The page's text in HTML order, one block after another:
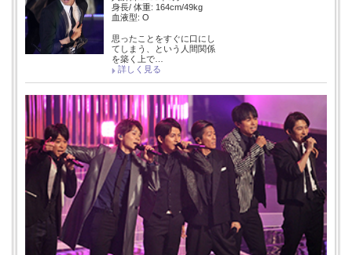
身長/ 体重: 164cm/49kg
血液型: O
思ったことをすぐに口にし
てしまう、という人間関係
を築く上で…
詳しく見る